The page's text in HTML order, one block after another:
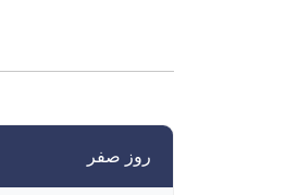
روز صفر